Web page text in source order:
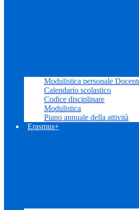
Modulistica personale
Calendario scolastico
Codice disciplinare
Modulistica
Piano annuale della attività
Erasmus+